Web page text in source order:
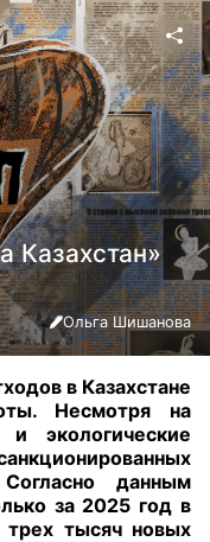
Казахстан»
Ольга Шишанова
в Казахстане
Несмотря на
и экологические
данным
за 2025 год в
тысяч новых